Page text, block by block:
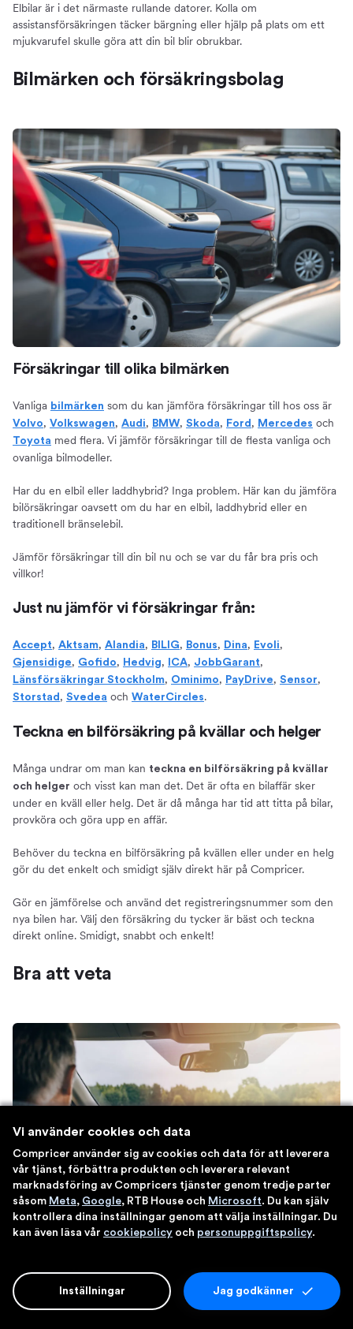
Elbilar är i det närmaste rullande datorer. Kolla om
assistansförsäkringen täcker bärgning eller hjälp på plats om ett
mjukvarufel skulle göra att din bil blir obrukbar.
Bilmärken och försäkringsbolag
Försäkringar till olika bilmärken
Vanliga bilmärken som du kan jämföra försäkringar till hos oss är
Volvo, Volkswagen, Audi, BMW, Skoda, Ford , Mercedes och
Toyota med flera. Vi jämför försäkringar till de flesta vanliga och
ovanliga bilmodeller.
Har du en elbil eller laddhybrid? Inga problem. Här kan du jämföra
bilörsäkringar oavsett om du har en elbil, laddhybrid eller en
traditionell bränselebil.
Jämför försäkringar till din bil nu och se var du får bra pris och
villkor!
Just nu jämför vi försäkringar från:
Accept, Aktsam, Alandia, BILIG, Bonus, Dina, Evoli,
Gjensidige, Gofido, Hedvig, ICA, JobbGarant,
Länsförsäkringar Stockholm, Ominimo, PayDrive, Sensor,
Storstad , Svedea och WaterCircles.
Teckna en bilförsäkring på kvällar och helger
Många undrar om man kan teckna en bilförsäkring på kvällar
och helger och visst kan man det. Det är ofta en bilaffär sker
under en kväll eller helg. Det är då många har tid att titta på bilar,
provköra och göra upp en affär.
Behöver du teckna en bilförsäkring på kvällen eller under en helg
gör du det enkelt och smidigt själv direkt här på Compricer.
Gör en jämförelse och använd det registreringsnummer som den
nya bilen har. Välj den försäkring du tycker är bäst och teckna
direkt online. Smidigt, snabbt och enkelt!
Bra att veta
produktfaktablad
Vi använder cookies och data
Compricer använder sig av cookies och data för att leverera
vår tjänst, förbättra produkten och leverera relevant
marknadsföring av Compricers tjänster genom tredje parter
såsom Meta, Google, RTB House och Microsoft. Du kan själv
kontrollera dina inställningar genom att välja inställningar. Du
kan även läsa vår cookiepolicy och personuppgiftspolicy.
Jag godkänner
Inställningar